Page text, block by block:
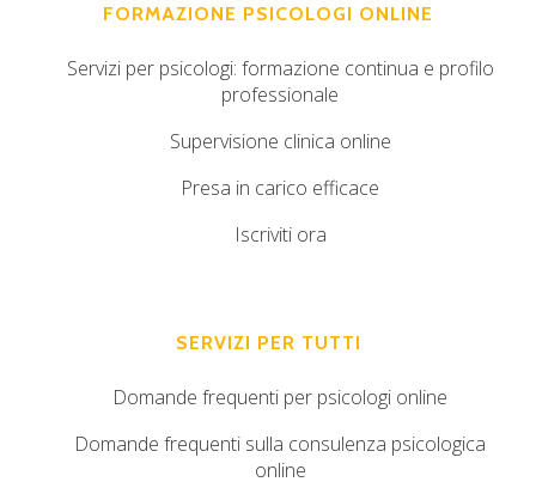
FORMAZIONE PSICOLOGI ONLINE
Servizi per psicologi: formazione continua e profilo
professionale
Supervisione clinica online
Presa in carico efficace
Iscriviti ora
SERVIZI PER TUTTI
Domande frequenti per psicologi online
Domande frequenti sulla consulenza psicologica
online